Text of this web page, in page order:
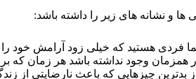
و نشانه های زیر را داشته باشد:
فردی هستید که خیلی زود آرامش خود را
وجود نداشته باشد هر زمان که
بدترین چیزهایی که باعث نارضایتی از